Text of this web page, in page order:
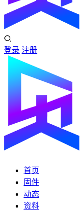
登录 注册
首页
固件
动态
资料